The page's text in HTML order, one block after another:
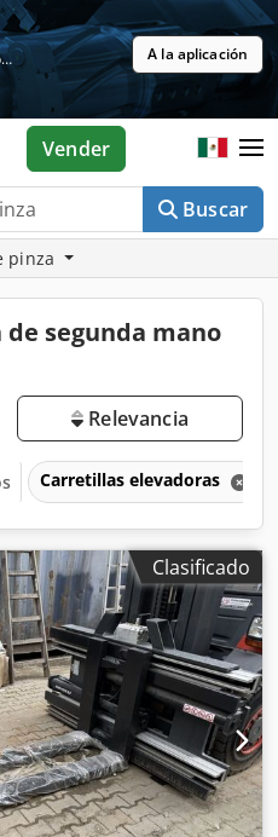
Gratis en la tienda de aplicaciones A la aplicación
Buscar
Vender
pinza
segunda mano
Relevancia
Carretillas elevadoras
Clasificado